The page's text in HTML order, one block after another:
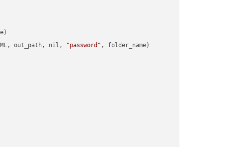
out_path, nil,
"password" , folder_name)